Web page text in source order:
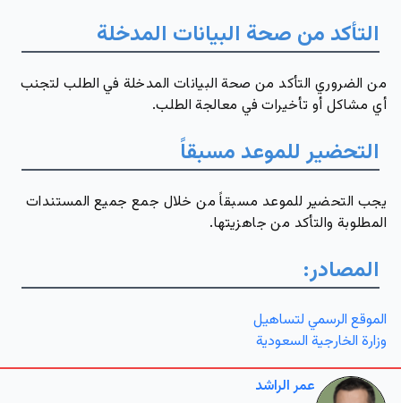
التأكد من صحة البيانات المدخلة
من الضروري التأكد من صحة البيانات المدخلة في الطلب لتجنب
أي مشاكل أو تأخيرات في معالجة الطلب.
التحضير للموعد مسبقاً
يجب التحضير للموعد مسبقاً من خلال جمع جميع المستندات
المطلوبة والتأكد من جاهزيتها.
المصادر:
الموقع الرسمي لتساهيل
وزارة الخارجية السعودية
عمر الراشد